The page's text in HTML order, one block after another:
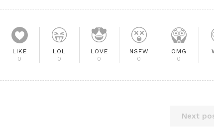
LIKE
0
LOL
0
LOVE
0
NSFW
0
OMG
0
Next